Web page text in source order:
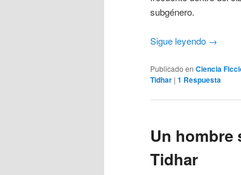
subgénero.
Sigue leyendo →
Publicado en Ciencia
Tidhar | 1 Respuesta
Un hombre
Tidhar